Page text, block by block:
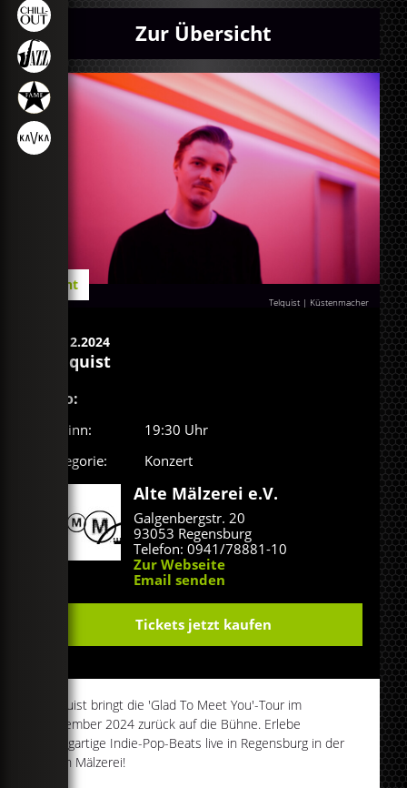
Zur Übersicht
Telquist | Küstenmacher
Event
17.12.2024
Telquist
Info:
Beginn:
19:30 Uhr
Kategorie:
Konzert
Alte Mälzerei e.V.
Galgenbergstr. 20
93053 Regensburg
Telefon: 0941/78881-10
Zur Webseite
Email senden
Tickets jetzt kaufen
Telquist bringt die 'Glad To Meet You'-Tour im
Dezember 2024 zurück auf die Bühne. Erlebe
einzigartige Indie-Pop-Beats live in Regensburg in der
Alten Mälzerei!